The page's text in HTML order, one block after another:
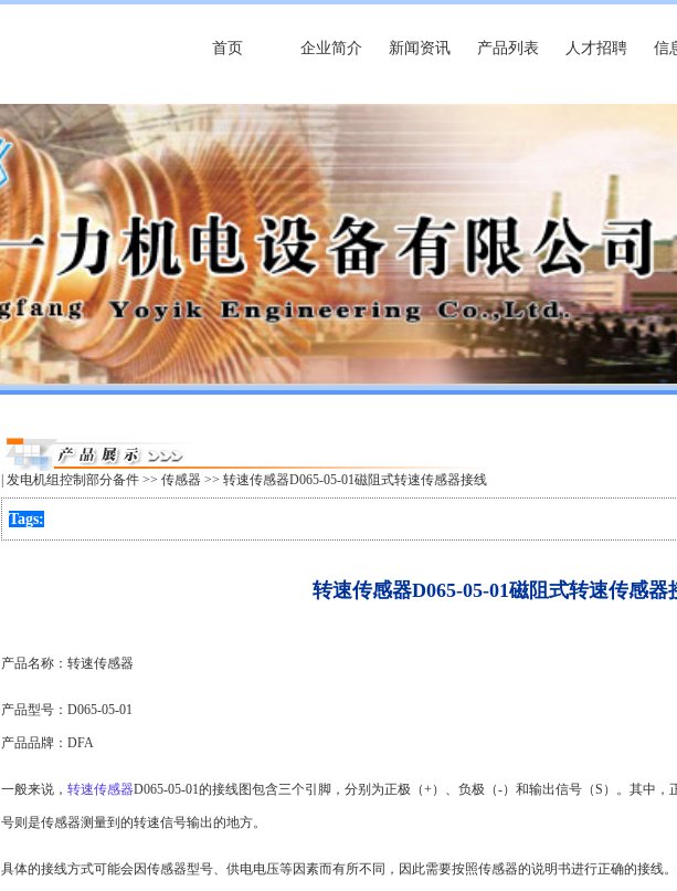
首页 企业简介 新闻资讯 产品列表 人才招聘 信
|发电机组控制部分备件 >>传感器 >> 转速传感器D065-05-01磁阻式转速传感器接线
Tags:
转速传感器D065-05-01磁阻式转速传感器
产品名称：转速传感器
产品型号：D065-05-01
产品品牌：DFA
一般来说，转速传感器D065-05-01的接线图包含三个引脚，分别为正极（+）、负极（-）和输出信号（S）。其中
号则是传感器测量到的转速信号输出的地方。
具体的接线方式可能会因传感器型号、供电电压等因素而有所不同，因此需要按照传感器的说明书进行正确的接线